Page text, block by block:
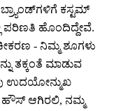
ಕಸ್ಟಮ್
ಪರಿಣತಿ ಹೊಂದಿದ್ದೇವೆ.
- ನಿಮ್ಮ ಶೂಗಳು
ತಕ್ಕಂತೆ ಮಾಡುವ
ಉದಯೋನ್ಮುಖ
ಹೌಸ್ ಆಗಿರಲಿ, ನಮ್ಮ